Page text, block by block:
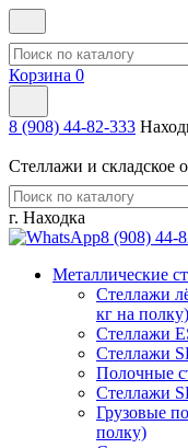
Корзина 0
8 (908) 44-82-333
Стеллажи и складское
г. Находка
8 (908) 44-
Металлические
Стеллажи
кг на полку)
Стеллажи
Стеллажи
Полочные
Стеллажи
Грузовые
полку)